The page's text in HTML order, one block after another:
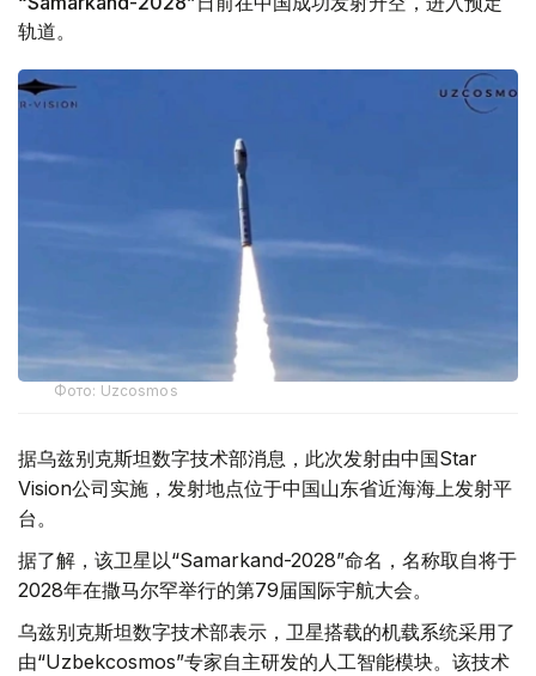
轨道。
Фото: Uzcosmos
据乌兹别克斯坦数字技术部消息，此次发射由中国Star
Vision公司实施，发射地点位于中国山东省近海海上发射平
台。
据了解，该卫星以“Samarkand-2028”命名，名称取自将于
2028年在撒马尔罕举行的第79届国际宇航大会。
乌兹别克斯坦数字技术部表示，卫星搭载的机载系统采用了
由“Uzbekcosmos”专家自主研发的人工智能模块。该技术